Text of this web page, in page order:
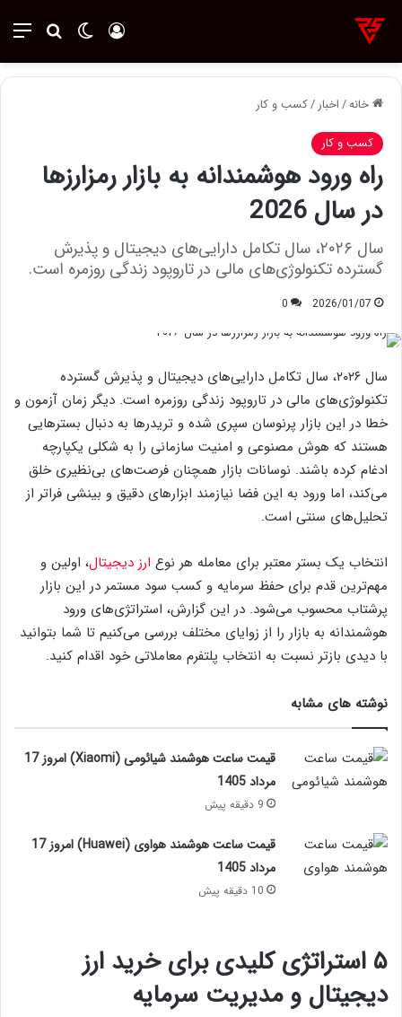
تغییر پوسته ورود
خانه/اخبار/کسب و کار
کسب و کار
راه ورود هوشمندانه به بازار رمزارزها
در سال 2026
سال ۲۰۲۶، سال تکامل دارایی‌های دیجیتال و پذیرش
گسترده تکنولوژی‌های مالی در تاروپود زندگی روزمره است.
2026/01/07
0
سال ۲۰۲۶، سال تکامل دارایی‌های دیجیتال و پذیرش گسترده
تکنولوژی‌های مالی در تاروپود زندگی روزمره است. دیگر زمان آزمون‌ و
خطا در این بازار پرنوسان سپری شده و تریدرها به دنبال بسترهایی
هستند که هوش مصنوعی و امنیت‌ سازمانی را به شکلی یکپارچه
ادغام کرده باشند. نوسانات بازار همچنان فرصت‌های بی‌نظیری خلق
می‌کند، اما ورود به این فضا نیازمند ابزارهای دقیق و بینشی فراتر از
تحلیل‌های سنتی است.
انتخاب یک بستر معتبر برای معامله هر نوع ارز دیجیتال، اولین و
مهم‌ترین قدم برای حفظ سرمایه و کسب سود مستمر در این بازار
پرشتاب محسوب می‌شود. در این گزارش، استراتژی‌های ورود
هوشمندانه به بازار را از زوایای مختلف بررسی می‌کنیم تا شما بتوانید
با دیدی بازتر نسبت به انتخاب پلتفرم معاملاتی خود اقدام کنید.
نوشته های مشابه
قیمت ساعت هوشمند شیائومی (Xiaomi) امروز 17
مرداد 1405
9 دقیقه پیش
قیمت ساعت هوشمند هواوی (Huawei) امروز 17
مرداد 1405
10 دقیقه پیش
۵ استراتژی کلیدی برای خرید ارز
دیجیتال و مدیریت سرمایه